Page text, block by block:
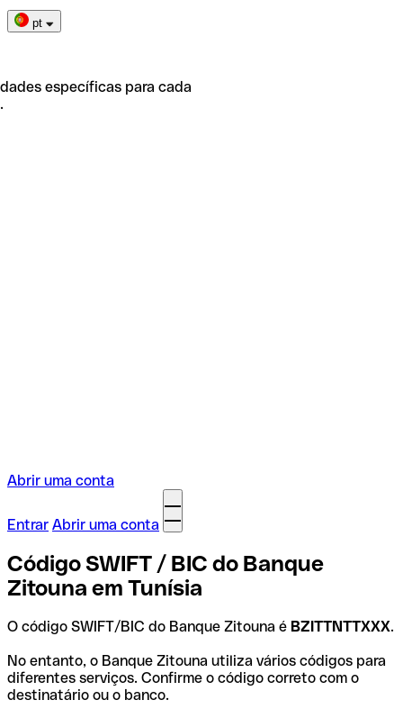
pt
específicas para cada
Abrir uma conta
Entrar Abrir uma conta
Código SWIFT / BIC do Banque
Zitouna em Tunísia
O código SWIFT/BIC do Banque Zitouna é BZITTNTTXXX.
No entanto, o Banque Zitouna utiliza vários códigos para
diferentes serviços. Confirme o código correto com o
destinatário ou o banco.